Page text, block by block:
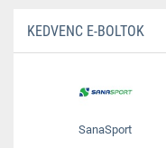
KEDVENC E-BOLTOK
SanaSport